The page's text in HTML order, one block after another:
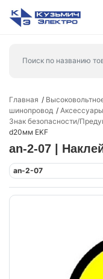
Главная
шинопровод
Знак безопасности/
d20мм EKF
an-2-07 |
an-2-07